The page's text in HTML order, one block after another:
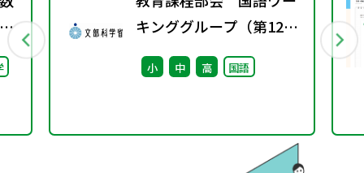
キンググループ（第12
回） 配付資料
小 中 高 国語